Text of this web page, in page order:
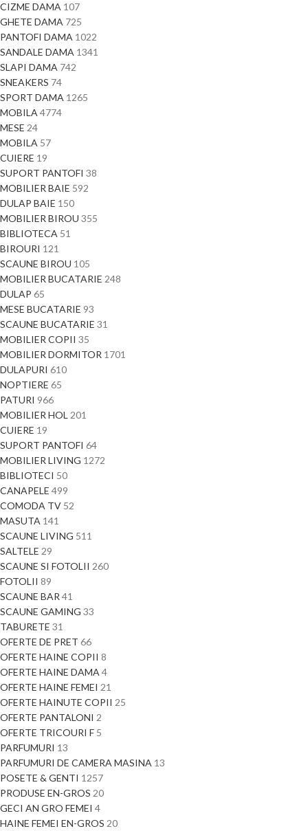
CIZME DAMA 107
GHETE DAMA 725
PANTOFI DAMA 1022
SANDALE DAMA 1341
SLAPI DAMA 742
SNEAKERS 74
SPORT DAMA 1265
MOBILA 4774
MESE 24
MOBILA 57
CUIERE 19
SUPORT PANTOFI 38
MOBILIER BAIE 592
DULAP BAIE 150
MOBILIER BIROU 355
BIBLIOTECA 51
BIROURI 121
SCAUNE BIROU 105
MOBILIER BUCATARIE 248
DULAP 65
MESE BUCATARIE 93
SCAUNE BUCATARIE 31
MOBILIER COPII 35
MOBILIER DORMITOR 1701
DULAPURI 610
NOPTIERE 65
PATURI 966
MOBILIER HOL 201
CUIERE 19
SUPORT PANTOFI 64
MOBILIER LIVING 1272
BIBLIOTECI 50
CANAPELE 499
COMODA TV 52
MASUTA 141
SCAUNE LIVING 511
SALTELE 29
SCAUNE SI FOTOLII 260
FOTOLII 89
SCAUNE BAR 41
SCAUNE GAMING 33
TABURETE 31
OFERTE DE PRET 66
OFERTE HAINE COPII 8
OFERTE HAINE DAMA 4
OFERTE HAINE FEMEI 21
OFERTE HAINUTE COPII 25
OFERTE PANTALONI 2
OFERTE TRICOURI F 5
PARFUMURI 13
PARFUMURI DE CAMERA MASINA 13
POSETE & GENTI 1257
PRODUSE EN-GROS 20
GECI AN GRO FEMEI 4
HAINE FEMEI EN-GROS 20